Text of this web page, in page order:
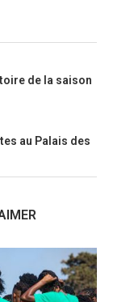
de la saison
au Palais des